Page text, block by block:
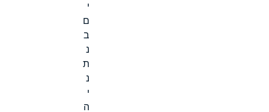
י
ם
ב
נ
ת
נ
י
ה